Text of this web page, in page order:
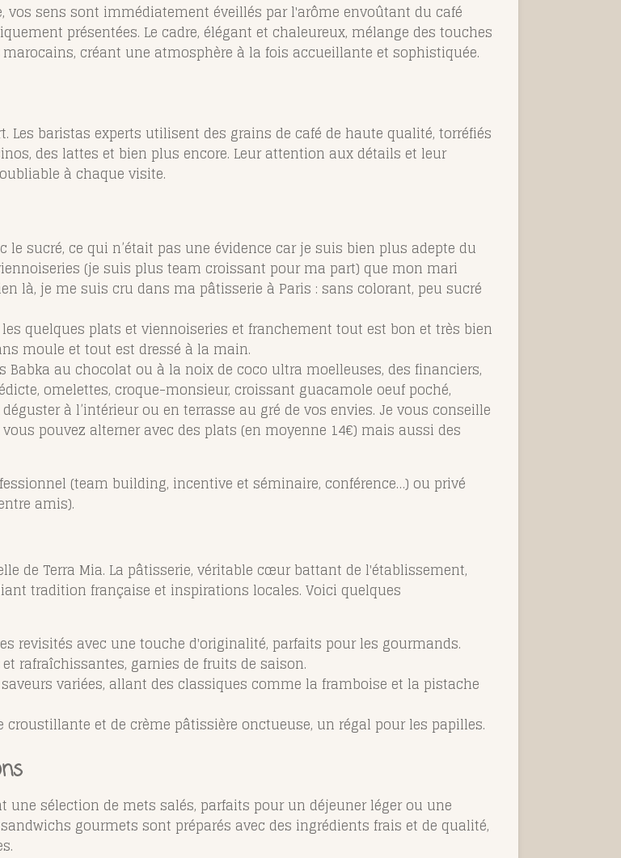
vos sens sont immédiatement éveillés par l'arôme envoûtant du café
présentées. Le cadre, élégant et chaleureux, mélange des touches
créant une atmosphère à la fois accueillante et sophistiquée.
Les baristas experts utilisent des grains de café de haute qualité, torréfiés
des lattes et bien plus encore. Leur attention aux détails et leur
à chaque visite.
sucré, ce qui n’était pas une évidence car je suis bien plus adepte du
(je suis plus team croissant pour ma part) que mon mari
là, je me suis cru dans ma pâtisserie à Paris : sans colorant, peu sucré
quelques plats et viennoiseries et franchement tout est bon et très bien
moule et tout est dressé à la main.
Babka au chocolat ou à la noix de coco ultra moelleuses, des financiers,
omelettes, croque-monsieur, croissant guacamole oeuf poché,
à l’intérieur ou en terrasse au gré de vos envies. Je vous conseille
pouvez alterner avec des plats (en moyenne 14€) mais aussi des
(team building, incentive et séminaire, conférence…) ou privé
amis).
de Terra Mia. La pâtisserie, véritable cœur battant de l'établissement,
tradition française et inspirations locales. Voici quelques
revisités avec une touche d'originalité, parfaits pour les gourmands.
rafraîchissantes, garnies de fruits de saison.
variées, allant des classiques comme la framboise et la pistache
croustillante et de crème pâtissière onctueuse, un régal pour les papilles.
une sélection de mets salés, parfaits pour un déjeuner léger ou une
gourmets sont préparés avec des ingrédients frais et de qualité,